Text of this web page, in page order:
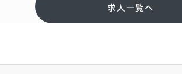
求人一覧へ